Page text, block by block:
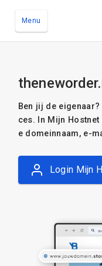
Menu
Ben jij de
ces. In Mijn
e domeinnaam, e-
Login Mijn